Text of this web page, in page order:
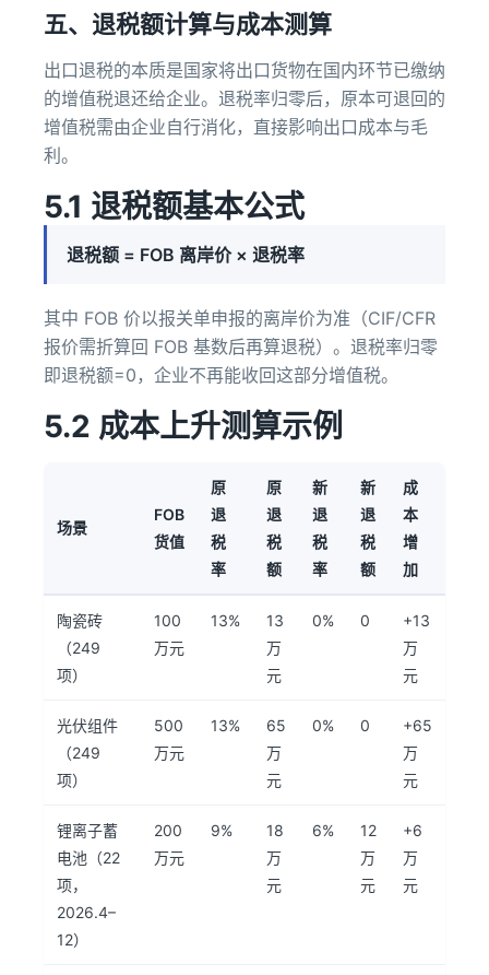
五、退税额计算与成本测算
出口退税的本质是国家将出口货物在国内环节已缴纳
的增值税退还给企业。退税率归零后，原本可退回的
增值税需由企业自行消化，直接影响出口成本与毛
利。
5.1 退税额基本公式
退税额 = FOB 离岸价 × 退税率
其中 FOB 价以报关单申报的离岸价为准（CIF/CFR
报价需折算回 FOB 基数后再算退税）。退税率归零
即退税额=0，企业不再能收回这部分增值税。
5.2 成本上升测算示例
场景
FOB
货值
原
退
税
率
原
退
税
额
新
退
税
率
新
退
税
额
成
本
增
加
陶瓷砖
（249
项）
100
万元
13%
13
万
元
0% 0
+13
万
元
光伏组件
（249
项）
500
万元
13%
65
万
元
0% 0
+65
万
元
锂离子蓄
电池（22
项，
2026.4–
12）
200
万元
9%
18
万
元
6%
12
万
元
+6
万
元